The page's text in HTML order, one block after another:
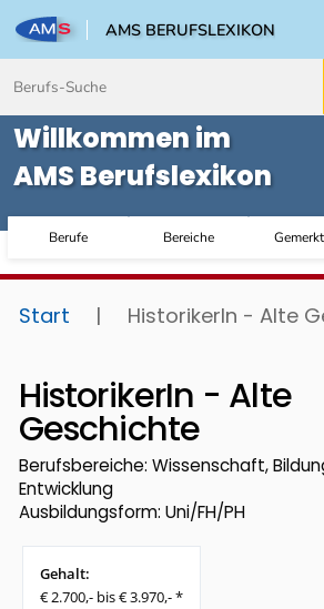
AMS BERUFSLEXIKON
Willkommen im
AMS Berufslexikon
Berufe Bereiche Gemerkt
Start | HistorikerIn - Alte
HistorikerIn - Alte
Geschichte
Berufsbereiche: Wissenschaft,
Entwicklung
Ausbildungsform: Uni/FH/PH
Gehalt:
€ 2.700,- bis € 3.970,- *